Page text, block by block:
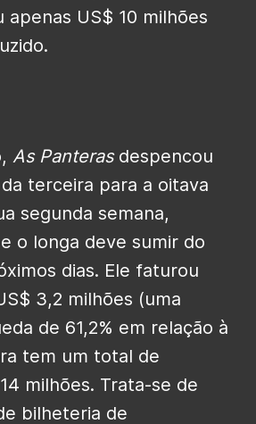
US$ 10 milhões
As Panterasdespencou
terceira para a oitava
segunda semana,
o longa deve sumir do
dias. Ele faturou
3,2 milhões (uma
de 61,2% em relação à
tem um total de
milhões. Trata-se de
bilheteria de